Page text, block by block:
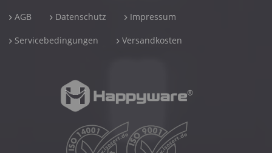
AGB Datenschutz Impressum
Servicebedingungen Versandkosten